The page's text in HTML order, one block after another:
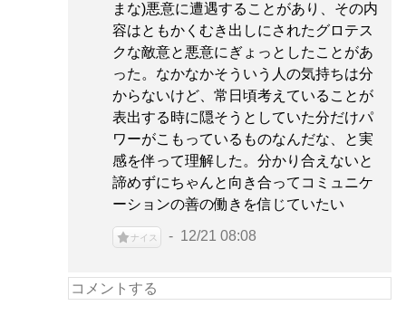
まな)悪意に遭遇することがあり、その内
容はともかくむき出しにされたグロテス
クな敵意と悪意にぎょっとしたことがあ
った。なかなかそういう人の気持ちは分
からないけど、常日頃考えていることが
表出する時に隠そうとしていた分だけパ
ワーがこもっているものなんだな、と実
感を伴って理解した。分かり合えないと
諦めずにちゃんと向き合ってコミュニケ
ーションの善の働きを信じていたい
ナイス 12/21 08:08